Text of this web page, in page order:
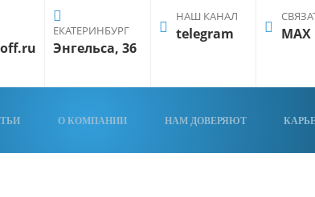
ЕКАТЕРИНБУРГ
Энгельса, 36
НАШ КАНАЛ
telegram MAX
О КОМПАНИИ НАМ ДОВЕРЯЮТ